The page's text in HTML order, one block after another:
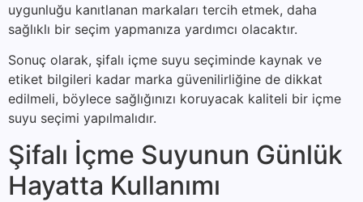
uygunluğu kanıtlanan markaları tercih etmek, daha
sağlıklı bir seçim yapmanıza yardımcı olacaktır.
Sonuç olarak, şifalı içme suyu seçiminde kaynak ve
etiket bilgileri kadar marka güvenilirliğine de dikkat
edilmeli, böylece sağlığınızı koruyacak kaliteli bir içme
suyu seçimi yapılmalıdır.
Şifalı İçme Suyunun Günlük
Hayatta Kullanımı